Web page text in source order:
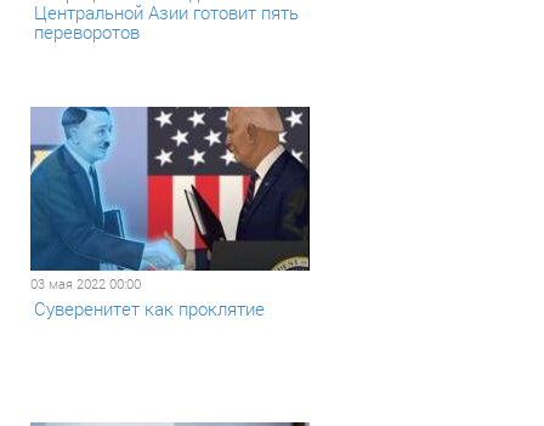
Центральной Азии готовит пять
переворотов
03 мая 2022 00:00
Суверенитет как проклятие